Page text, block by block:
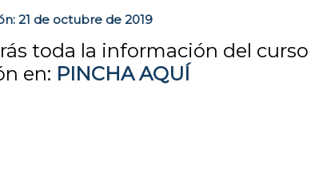
21 de octubre de 2019
toda la información del
en: PINCHA AQUÍ